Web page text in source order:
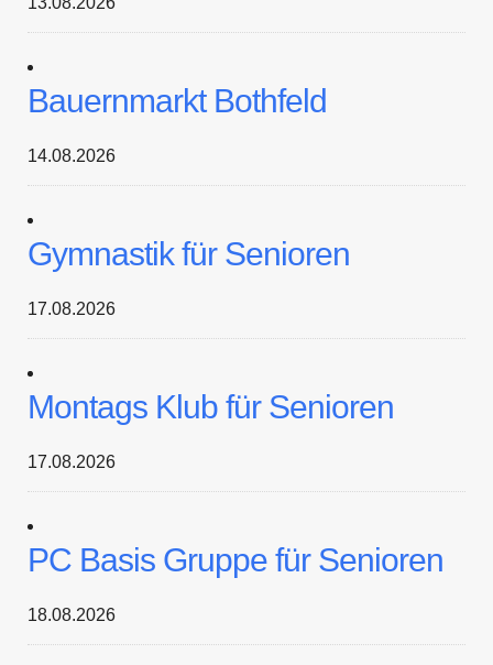
Bauernmarkt Bothfeld
14.08.2026
Gymnastik für Senioren
17.08.2026
Montags Klub für Senioren
17.08.2026
PC Basis Gruppe für Senioren
18.08.2026